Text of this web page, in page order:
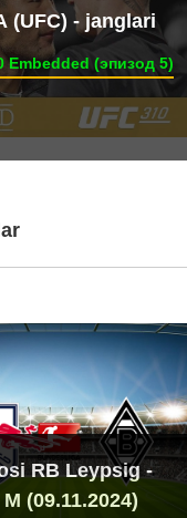
- janglari
Embedded (эпизод 5)
RB Leypsig -
(09.11.2024)